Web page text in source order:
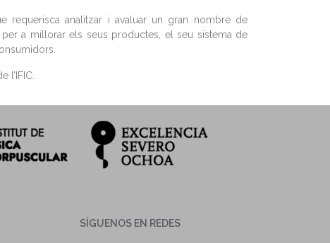
requerisca analitzar i avaluar un gran nombre de
a millorar els seus productes, el seu sistema de
l’IFIC.
SÍGUENOS EN REDES